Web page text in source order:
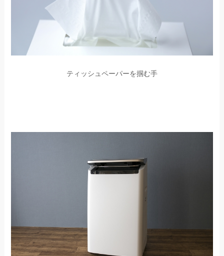
ティッシュペーパーを掴む手